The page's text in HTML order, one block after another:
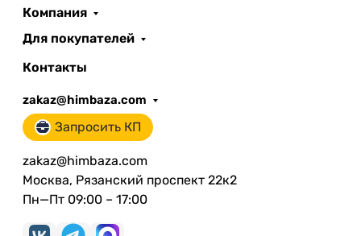
Компания
Для покупателей
Контакты
zakaz@himbaza.com
Запросить КП
zakaz@himbaza.com
Москва, Рязанский проспект 22к2
Пн—Пт 09:00 – 17:00